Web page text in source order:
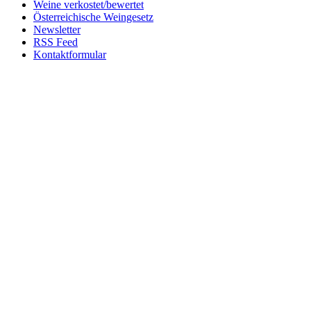
Weine verkostet/bewertet
Österreichische Weingesetz
Newsletter
RSS Feed
Kontaktformular